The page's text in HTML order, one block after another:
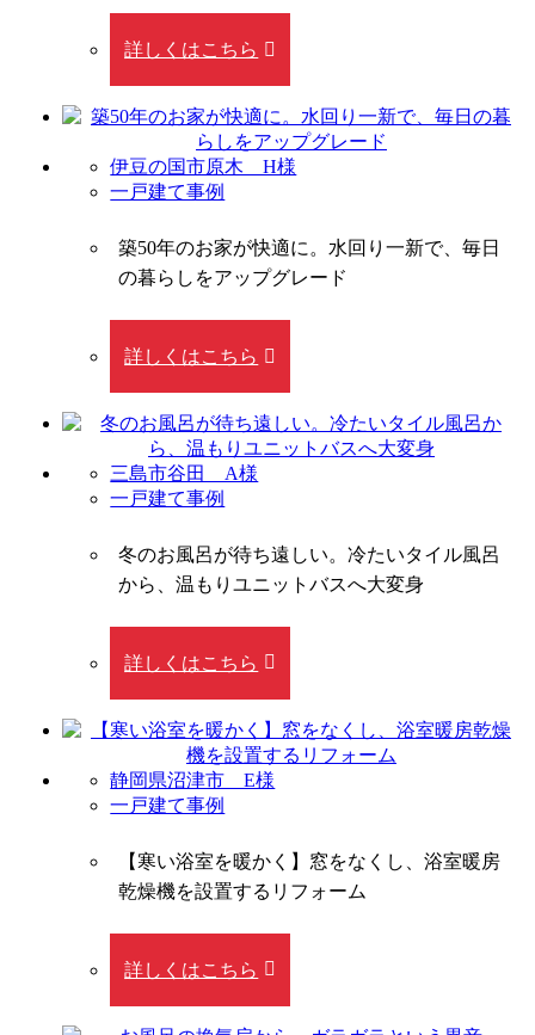
詳しくはこちら
伊豆の国市原木 H様
一戸建て事例
築50年のお家が快適に。水回り一新で、毎日
の暮らしをアップグレード
詳しくはこちら
三島市谷田 A様
一戸建て事例
冬のお風呂が待ち遠しい。冷たいタイル風呂
から、温もりユニットバスへ大変身
詳しくはこちら
静岡県沼津市 E様
一戸建て事例
【寒い浴室を暖かく】窓をなくし、浴室暖房
乾燥機を設置するリフォーム
詳しくはこちら